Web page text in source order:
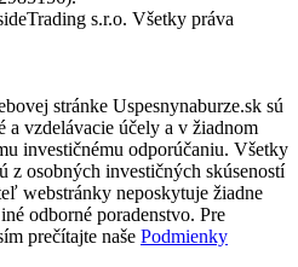
s.r.o. Všetky práva
stránke Uspesnynaburze.sk sú
a vzdelávacie účely a v žiadnom
investičnému odporúčaniu. Všetky
z osobných investičných skúseností
webstránky neposkytuje žiadne
odborné poradenstvo. Pre
prečítajte naše Podmienky